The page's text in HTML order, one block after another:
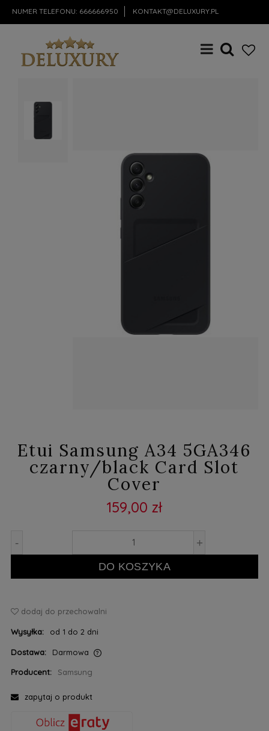
NUMER TELEFONU: 666666950 KONTAKT@DELUXURY.PL
Etui Samsung A34 5GA346
czarny/black Card Slot
Cover
159,00 zł
- +
DO KOSZYKA
dodaj do przechowalni
Wysyłka: od 1 do 2 dni
Dostawa:
Darmowa
Producent:
Samsung
zapytaj o produkt